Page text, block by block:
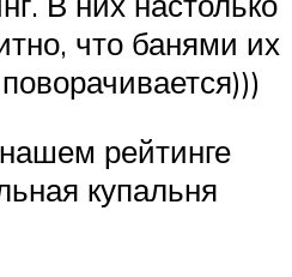
что банями их
рейтинге
купальня